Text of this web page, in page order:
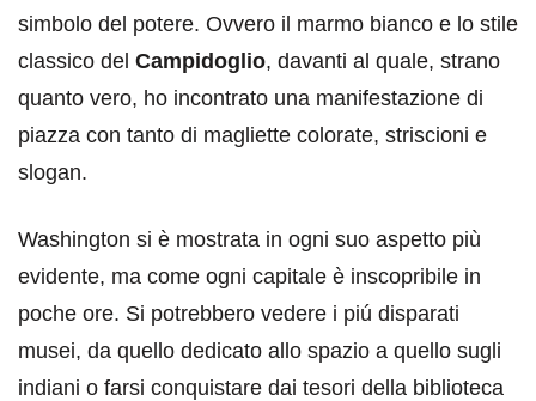
simbolo del potere. Ovvero il marmo bianco e lo stile
classico del Campidoglio, davanti al quale, strano
quanto vero, ho incontrato una manifestazione di
piazza con tanto di magliette colorate, striscioni e
slogan.
Washington si è mostrata in ogni suo aspetto più
evidente, ma come ogni capitale è inscopribile in
poche ore. Si potrebbero vedere i piú disparati
musei, da quello dedicato allo spazio a quello sugli
indiani o farsi conquistare dai tesori della biblioteca